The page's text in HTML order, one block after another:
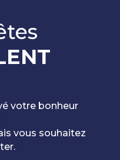
votre bonheur
vous souhaitez